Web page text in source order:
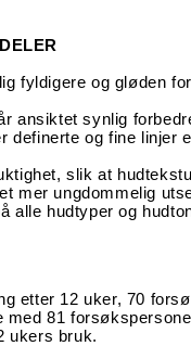
fyldigere og gløden
ansiktet synlig
definerte og fine linjer
slik at
mer ungdommelig
alle hudtyper og
etter 12 uker, 70
med 81
ukers bruk.